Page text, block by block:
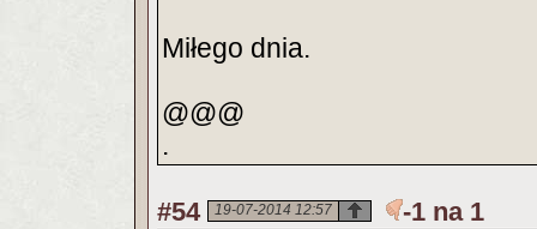
Miłego dnia.
@@@
.
#54 19-07-2014 12:57
-1 na 1